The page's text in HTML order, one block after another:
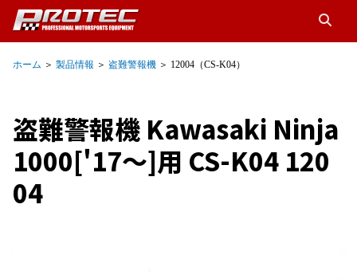
ホーム ＞ 製品情報 ＞ 盗難警報機 ＞ 12004（CS-K04）
盗難警報機 Kawasaki Ninja
1000['17～]用 CS-K04 120
04